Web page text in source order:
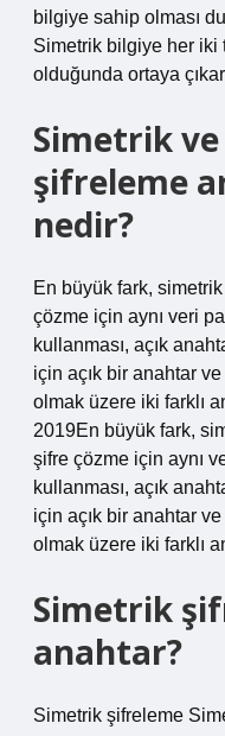
bilgiye sahip olması
Simetrik bilgiye her iki
olduğunda ortaya
Simetrik ve
şifreleme
nedir?
En büyük fark,
çözme için aynı veri
kullanması, açık
için açık bir anahtar
olmak üzere iki farklı
2019En büyük fark,
şifre çözme için aynı
kullanması, açık
için açık bir anahtar
olmak üzere iki farklı
Simetrik
anahtar?
Simetrik şifreleme